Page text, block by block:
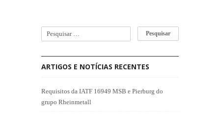
ARTIGOS E NOTÍCIAS RECENTES
Requisitos da IATF 16949 MSB e Pierburg do
grupo Rheinmetall